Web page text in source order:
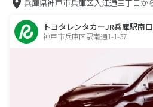
兵庫県神戸市兵庫区入江通三丁目か
トヨタレンタカーJR兵庫駅南口
神戸市兵庫区駅南通1-1-37